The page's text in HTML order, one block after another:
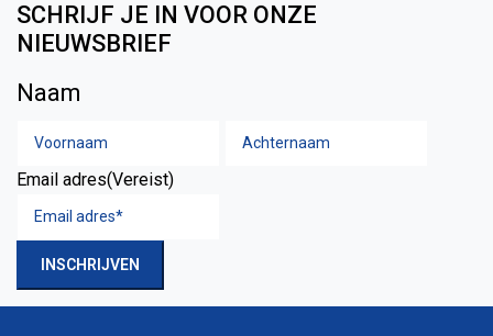
SCHRIJF JE IN VOOR ONZE
NIEUWSBRIEF
Naam
Voornaam
Email adres(Vereist)
INSCHRIJVEN